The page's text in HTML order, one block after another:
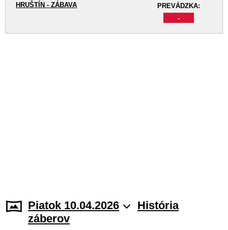
PREVÁDZKA:
-
HRUŠTÍN - ZÁBAVA
Piatok 10.04.2026
História
záberov